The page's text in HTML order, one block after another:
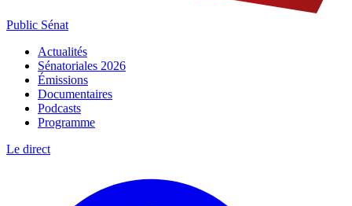
Public Sénat
Actualités
Sénatoriales 2026
Émissions
Documentaires
Podcasts
Programme
Le direct